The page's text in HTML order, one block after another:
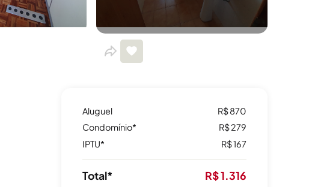
Aluguel
R$ 870
Condomínio*
R$ 279
IPTU*
R$ 167
Total* R$ 1.316